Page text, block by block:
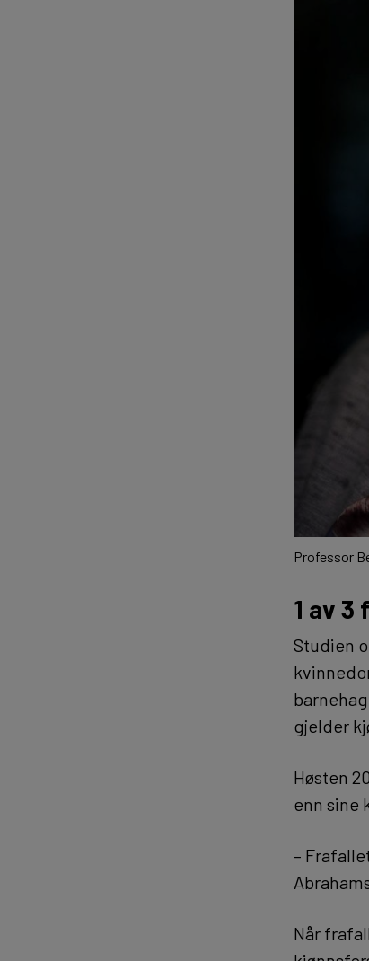
Professor
1 av 3
Studien
gjelder
Høsten
enn sine
–
Når